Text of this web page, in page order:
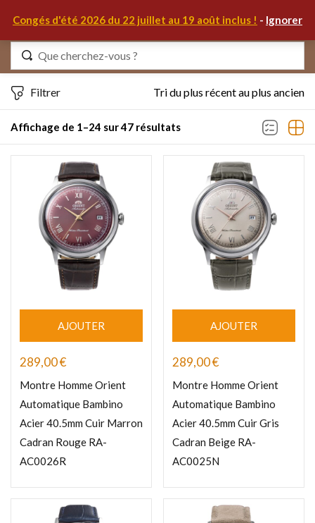
Congés d'été 2026 du 22 juillet au 19 août inclus ! - Ignorer
Affichage de 1–24 sur 47 résultats
Filtrer Tri du plus récent au plus ancien
AJOUTER
289,00€
Montre Homme Orient
Automatique Bambino
Acier 40.5mm Cuir Marron
Cadran Rouge RA-
AC0026R
AJOUTER
289,00€
Montre Homme Orient
Automatique Bambino
Acier 40.5mm Cuir Gris
Cadran Beige RA-
AC0025N
Identifiez-vous
Se souvenir de moi Mot de passe oublié ?
S'IDENTIFIER